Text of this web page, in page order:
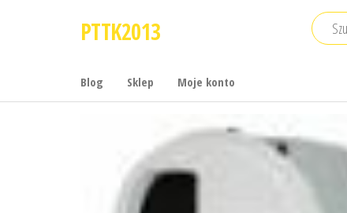
PTTK2013
Blog Sklep Moje konto